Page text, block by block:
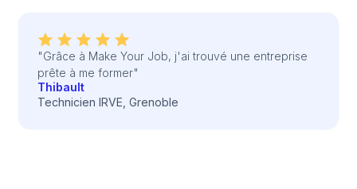
"Grâce à Make Your Job, j'ai trouvé une entreprise
prête à me former"
Thibault
Technicien IRVE, Grenoble